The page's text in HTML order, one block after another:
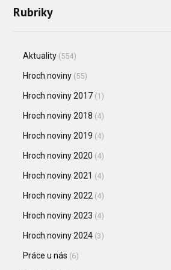
Rubriky
Aktuality (554)
Hroch noviny (55)
Hroch noviny 2017 (1)
Hroch noviny 2018 (4)
Hroch noviny 2019 (4)
Hroch noviny 2020 (4)
Hroch noviny 2021 (4)
Hroch noviny 2022 (4)
Hroch noviny 2023 (4)
Hroch noviny 2024 (3)
Práce u nás (6)